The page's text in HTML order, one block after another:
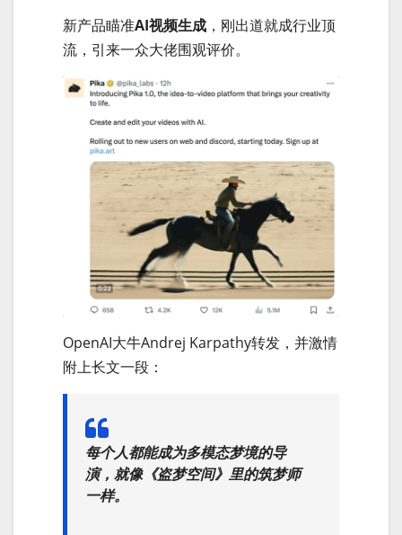
新产品瞄准AI视频生成 ，刚出道就成行业顶
流，引来一众大佬围观评价。
OpenAI大牛Andrej Karpathy转发，并激情
附上长文一段：
每个人都能成为多模态梦境的导
演，就像《盗梦空间》里的筑梦师
一样。